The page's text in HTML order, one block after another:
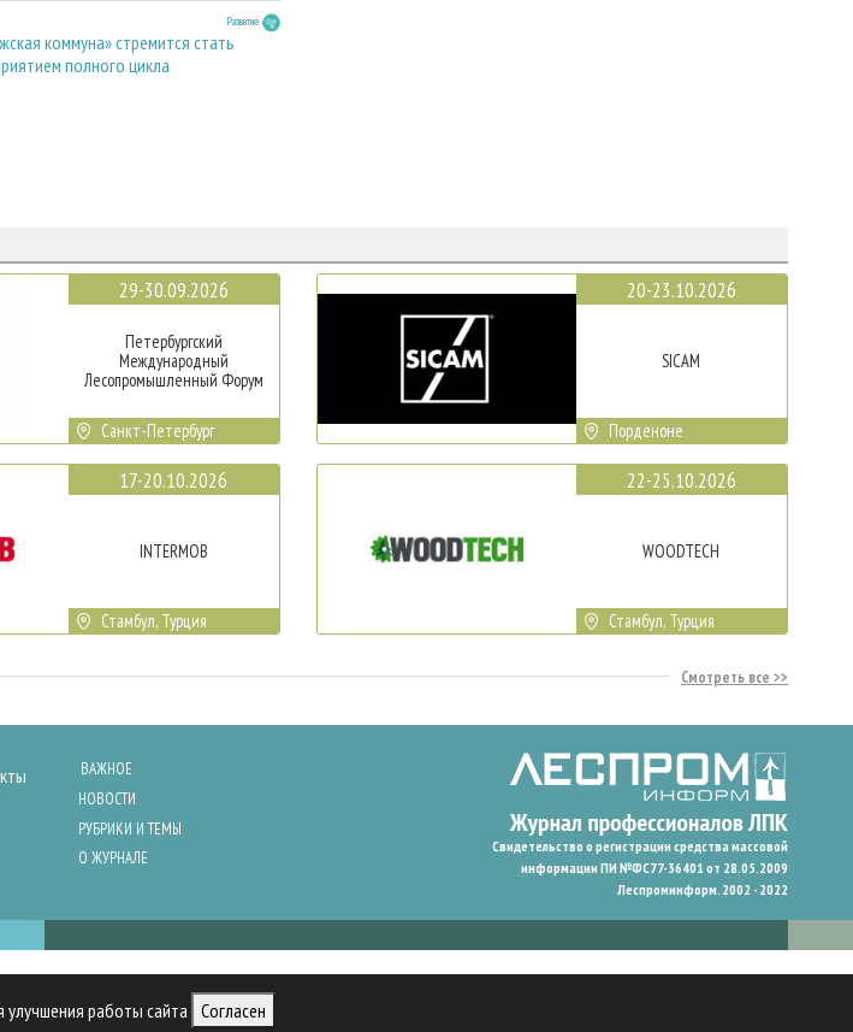
работы сайта Согласен
Развитие
коммуна» стремится стать
полного цикла
29-30.09.2026
Петербургский
Международный
Лесопромышленный Форум
Санкт-Петербург
17-20.10.2026
INTERMOB
Стамбул, Турция
20-23.10.2026
SICAM
Порденоне
22-25.10.2026
WOODTECH
Стамбул, Турция
Смотреть все
ВАЖНОЕ
НОВОСТИ
РУБРИКИ И ТЕМЫ
О ЖУРНАЛЕ
Свидетельство о регистрации средства массовой
информации ПИ №ФС77-36401 от 28.05.2009
Леспроминформ. 2002 - 2022
контента. Cookies помогают нам запомнить ваши предпочтения и улучшить пользовательский